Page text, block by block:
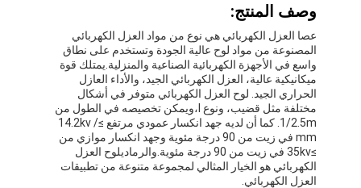
وصف المنتج:
عصا العزل الكهربائي هي نوع من مواد العزل الكهربائي
المصنوعة من مواد لوح عالية الجودة وتستخدم على نطاق
واسع في الأجهزة الكهربائية الصناعية والمنزلية.يمتلك قوة
ميكانيكية عالية، العزل الكهربائي الجيد، والأداء العازل
الحراري الجيد. لوح العزل الكهربائي متوفر في أشكال
مختلفة مثل قضيب، ونوع I،ويمكن تخصيصه في الطول من
1/2.5m. كما أن لديه جهد انكسار عمودي مرتفع ≥14.2kv /
mm في زيت من 90 درجة مئوية وجهد انكسار موازي من
≥35kv في زيت من 90 درجة مئوية.والرماديلوح العزل
الكهربائي هو الخيار المثالي لمجموعة متنوعة من تطبيقات
العزل الكهربائي.